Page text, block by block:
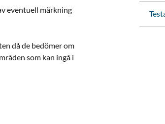
eventuell märkning
då de bedömer om
som kan ingå i